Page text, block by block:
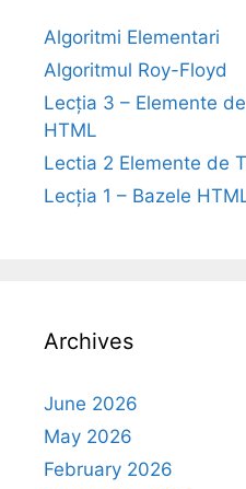
Algoritmi Elementari
Algoritmul Roy-Floyd
Lecția 3 – Elemente
HTML
Lectia 2 Elemente de
Lecția 1 – Bazele
Archives
June 2026
May 2026
February 2026